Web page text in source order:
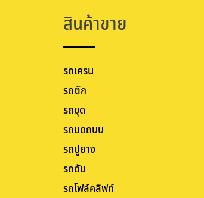
สินค้าขาย
รถเครน
รถตัก
รถขุด
รถบดถนน
รถปูยาง
รถดัน
รถโฟล์คลิฟท์